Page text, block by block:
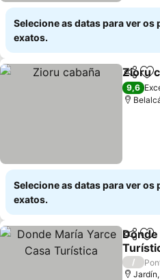
Selecione as datas para ver os
exatos.
Zioru
9,6
Selecione as datas para ver os
exatos.
Ver
/